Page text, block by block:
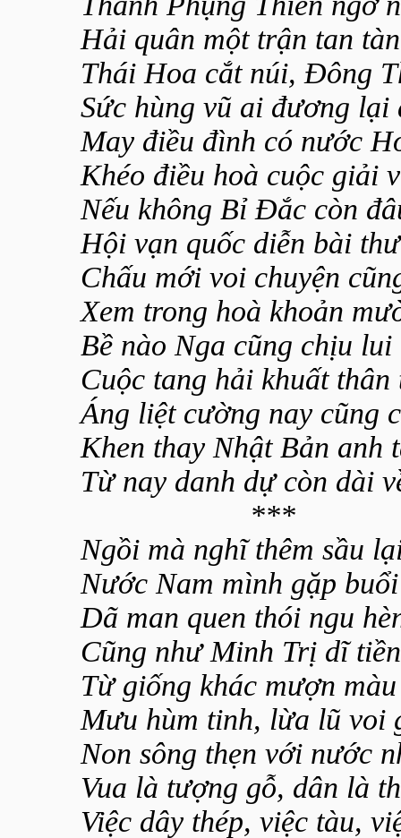
Hải quân một trận tan
Thái Hoa cắt núi, Đông
Sức hùng vũ ai đương lại
May điều đình có nước
Khéo điều hoà cuộc giải
Nếu không Bỉ Đắc còn
Hội vạn quốc diễn bài
Chấu mới voi chuyện
Xem trong hoà khoản
Bề nào Nga cũng chịu
Cuộc tang hải khuất
Áng liệt cường nay cũng
Khen thay Nhật Bản anh
Từ nay danh dự còn dài
***
Ngồi mà nghĩ thêm sầu
Nước Nam mình gặp
Dã man quen thói ngu
Cũng như Minh Trị dĩ
Từ giống khác mượn
Mưu hùm tinh, lừa lũ voi
Non sông thẹn với nước
Vua là tượng gỗ, dân là
Việc dây thép, việc tàu,